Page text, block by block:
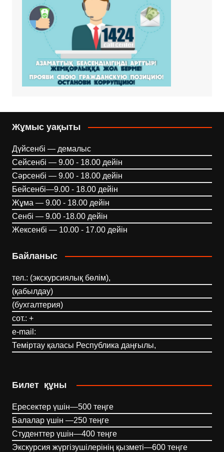
Жұмыс уақыты
Дүйсенбі — демалыс
Сейсенбі — 9.00 - 18.00 дейін
Сәрсенбі — 9.00 - 18.00 дейін
Бейсенбі—9.00 - 18.00 дейін
Жұма — 9.00 - 18.00 дейін
Сенбі — 9.00 -18.00 дейін
Жексенбі — 10.00 - 17.00 дейін
Байланыс
тел.: (экскурсиялық бөлім),
(қабылдау)
(бухгалтерия)
сот.: +
e-mail:
Теміртау қаласы Республика даңғылы,
Билет құны
Ересектер үшін—500 теңге
Балалар үшін —250 теңге
Студенттер үшін—400 теңге
Экскурсия жүргізушілерінің қызметі—600 теңге